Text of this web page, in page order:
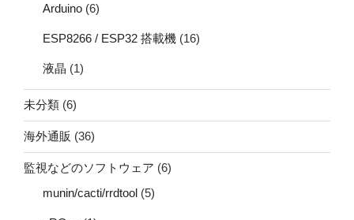
Arduino (6)
ESP8266 / ESP32 搭載機 (16)
液晶 (1)
未分類 (6)
海外通販 (36)
監視などのソフトウェア (6)
munin/cacti/rrdtool (5)